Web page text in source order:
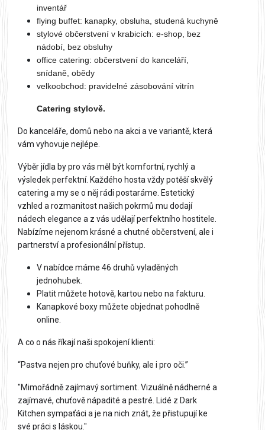
inventář
flying buffet: kanapky, obsluha, studená kuchyně
stylové občerstvení v krabicích: e-shop, bez
nádobí, bez obsluhy
office catering: občerstvení do kanceláří,
snídaně, obědy
velkoobchod: pravidelné zásobování vitrín
Catering stylově.
Do kanceláře, domů nebo na akci a ve variantě, která
vám vyhovuje nejlépe.
Výběr jídla by pro vás měl být komfortní, rychlý a
výsledek perfektní. Každého hosta vždy potěší skvělý
catering a my se o něj rádi postaráme. Estetický
vzhled a rozmanitost našich pokrmů mu dodají
nádech elegance a z vás udělají perfektního hostitele.
Nabízíme nejenom krásné a chutné občerstvení, ale i
partnerství a profesionální přístup.
V nabídce máme 46 druhů vyladěných
jednohubek.
Platit můžete hotově, kartou nebo na fakturu.
Kanapkové boxy můžete objednat pohodlně
online.
A co o nás říkají naši spokojení klienti:
“Pastva nejen pro chuťové buňky, ale i pro oči.”
"Mimořádně zajímavý sortiment. Vizuálně nádherné a
zajímavé, chuťově nápadité a pestré. Lidé z Dark
Kitchen sympaťáci a je na nich znát, že přistupují ke
své práci s láskou."